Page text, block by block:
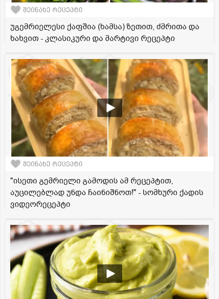
შეინახე რეცეპტი
უგემრიელესი ქაფშია (ხამსა) ზეთით, ძმრითა და
ხახვით - კლასიკური და მარტივი რეცეპტი
შეინახე რეცეპტი
"ისეთი გემრიელი გამოდის ამ რეცეპტით,
აუცილებლად უნდა ჩაინიშნოთ!" - სომხური ქადის
ვიდეორეცეპტი